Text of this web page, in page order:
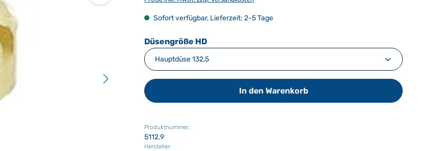
Sofort verfügbar, Lieferzeit: 2-5 Tage
Düsengröße HDauswählen
In den Warenkorb
Produktnummer:
5112.9
Hersteller: